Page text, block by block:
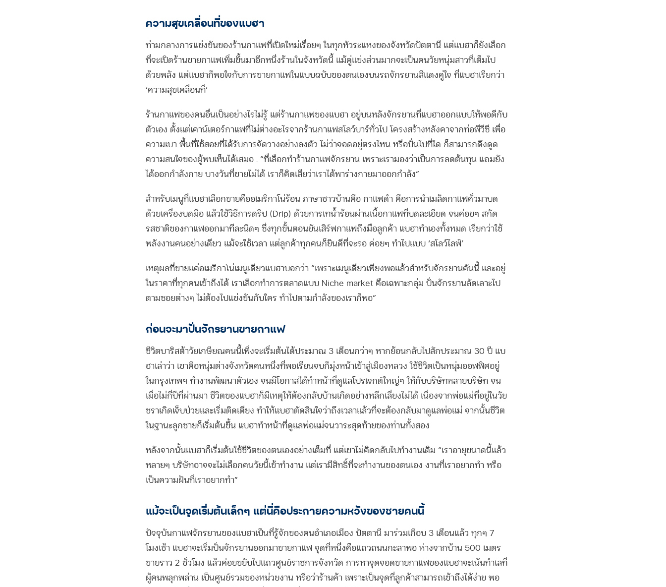
ความสุขเคลื่อนที่ของแบฮา
ท่ามกลางการแข่งขันของร้านกาแฟที่เปิดใหม่เรื่อยๆ ในทุกหัวระแหงของจังหวัดปัตตานี แต่แบฮาก็ยังเลือก
ที่จะเปิดร้านขายกาแฟเพิ่มขึ้นมาอีกหนึ่งร้านในจังหวัดนี้ แม้คู่แข่งส่วนมากจะเป็นคนวัยหนุ่มสาวที่เต็มไป
ด้วยพลัง แต่แบฮาก็พอใจกับการขายกาแฟในแบบฉบับของตนเองบนรถจักรยานสีแดงคู่ใจ ที่แบฮาเรียกว่า
‘ความสุขเคลื่อนที่’
ร้านกาแฟของคนอื่นเป็นอย่างไรไม่รู้ แต่ร้านกาแฟของแบฮา อยู่บนหลังจักรยานที่แบฮาออกแบบให้พอดีกับ
ตัวเอง ตั้งแต่เคาน์เตอร์กาแฟที่ไม่ต่างอะไรจากร้านกาแฟสโลว์บาร์ทั่วไป โครงสร้างหลังคาจากท่อพีวีซี เพื่อ
ความเบา พื้นที่ใช้สอยที่ได้รับการจัดวางอย่างลงตัว ไม่ว่าจอดอยู่ตรงไหน หรือปั่นไปที่ใด ก็สามารถดึงดูด
ความสนใจของผู้พบเห็นได้เสมอ . “ที่เลือกทำร้านกาแฟจักรยาน เพราะเรามองว่าเป็นการลดต้นทุน แถมยัง
ได้ออกกำลังกาย บางวันที่ขายไม่ได้ เราก็คิดเสียว่าเราได้พาร่างกายมาออกกำลัง”
สำหรับเมนูที่แบฮาเลือกขายคืออเมริกาโน่ร้อน ภาษาชาวบ้านคือ กาแฟดำ คือการนำเมล็ดกาแฟคั่วมาบด
ด้วยเครื่องบดมือ แล้วใช้วิธีการดริป (Drip) ด้วยการเทน้ำร้อนผ่านเนื้อกาแฟที่บดละเอียด จนค่อยๆ สกัด
รสชาติของกาแฟออกมาทีละนิดๆ ซึ่งทุกขั้นตอนยันเสิร์ฟกาแฟถึงมือลูกค้า แบฮาทำเองทั้งหมด เรียกว่าใช้
พลังงานคนอย่างเดียว แม้จะใช้เวลา แต่ลูกค้าทุกคนก็ยินดีที่จะรอ ค่อยๆ ทำไปแบบ ‘สโลว์ไลฟ์’
เหตุผลที่ขายแค่อเมริกาโน่เมนูเดียวแบฮาบอกว่า “เพราะเมนูเดียวเพียงพอแล้วสำหรับจักรยานคันนี้ และอยู่
ในราคาที่ทุกคนเข้าถึงได้ เราเลือกทำการตลาดแบบ Niche market คือเฉพาะกลุ่ม ปั่นจักรยานลัดเลาะไป
ตามซอยต่างๆ ไม่ต้องไปแข่งขันกับใคร ทำไปตามกำลังของเราก็พอ”
ก่อนจะมาปั่นจักรยานขายกาแฟ
ชีวิตบาริสต้าวัยเกษียณคนนี้เพิ่งจะเริ่มต้นได้ประมาณ 3 เดือนกว่าๆ หากย้อนกลับไปสักประมาณ 30 ปี แบ
ฮาเล่าว่า เขาคือหนุ่มต่างจังหวัดคนหนึ่งที่พอเรียนจบก็มุ่งหน้าเข้าสู่เมืองหลวง ใช้ชีวิตเป็นหนุ่มออฟฟิศอยู่
ในกรุงเทพฯ ทำงานพัฒนาตัวเอง จนมีโอกาสได้ทำหน้าที่ดูแลโปรเจกต์ใหญ่ๆ ให้กับบริษัทหลายบริษัท จน
เมื่อไม่กี่ปีที่ผ่านมา ชีวิตของแบฮาก็มีเหตุให้ต้องกลับบ้านเกิดอย่างหลีกเลี่ยงไม่ได้ เนื่องจากพ่อแม่ที่อยู่ในวัย
ชราเกิดเจ็บป่วยและเริ่มติดเตียง ทำให้แบฮาตัดสินใจว่าถึงเวลาแล้วที่จะต้องกลับมาดูแลพ่อแม่ จากนั้นชีวิต
ในฐานะลูกชายก็เริ่มต้นขึ้น แบฮาทำหน้าที่ดูแลพ่อแม่จนวาระสุดท้ายของท่านทั้งสอง
หลังจากนั้นแบฮาก็เริ่มต้นใช้ชีวิตของตนเองอย่างเต็มที่ แต่เขาไม่คิดกลับไปทำงานเดิม “เราอายุขนาดนี้แล้ว
หลายๆ บริษัทอาจจะไม่เลือกคนวัยนี้เข้าทำงาน แต่เรามีสิทธิ์ที่จะทำงานของตนเอง งานที่เราอยากทำ หรือ
เป็นความฝันที่เราอยากทำ”
แม้จะเป็นจุดเริ่มต้นเล็กๆ แต่นี่คือประกายความหวังของชายคนนี้
ปัจจุบันกาแฟจักรยานของแบฮาเป็นที่รู้จักของคนอำเภอเมือง ปัตตานี มาร่วมเกือบ 3 เดือนแล้ว ทุกๆ 7
โมงเช้า แบฮาจะเริ่มปั่นจักรยานออกมาขายกาแฟ จุดที่หนึ่งคือแถวถนนกะลาพอ ห่างจากบ้าน 500 เมตร
ขายราว 2 ชั่วโมง แล้วค่อยขยับไปแถวศูนย์ราชการจังหวัด การหาจุดจอดขายกาแฟของแบฮาจะเน้นทำเลที่
ผู้คนพลุกพล่าน เป็นศูนย์รวมของหน่วยงาน หรือว่าร้านค้า เพราะเป็นจุดที่ลูกค้าสามารถเข้าถึงได้ง่าย พอ